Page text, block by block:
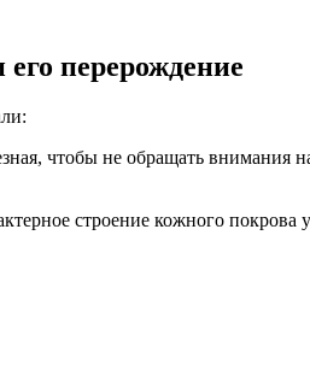
перерождение
чтобы не обращать
строение кожного